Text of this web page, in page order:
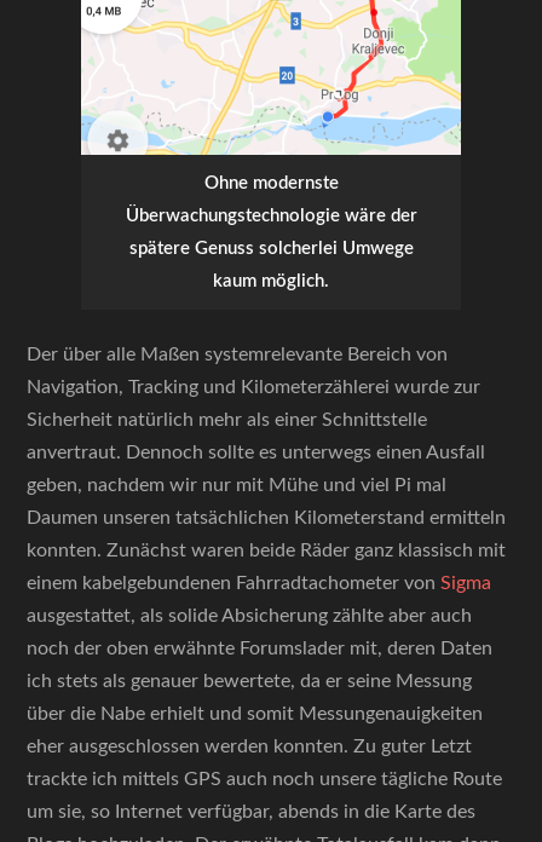
Ohne modernste
Überwachungstechnologie wäre der
spätere Genuss solcherlei Umwege
kaum möglich.
Der über alle Maßen systemrelevante Bereich von
Navigation, Tracking und Kilometerzählerei wurde zur
Sicherheit natürlich mehr als einer Schnittstelle
anvertraut. Dennoch sollte es unterwegs einen Ausfall
geben, nachdem wir nur mit Mühe und viel Pi mal
Daumen unseren tatsächlichen Kilometerstand ermitteln
konnten. Zunächst waren beide Räder ganz klassisch mit
einem kabelgebundenen Fahrradtachometer vonSigma
ausgestattet, als solide Absicherung zählte aber auch
noch der oben erwähnte Forumslader mit, deren Daten
ich stets als genauer bewertete, da er seine Messung
über die Nabe erhielt und somit Messungenauigkeiten
eher ausgeschlossen werden konnten. Zu guter Letzt
trackte ich mittels GPS auch noch unsere tägliche Route
um sie, so Internet verfügbar, abends in die Karte des